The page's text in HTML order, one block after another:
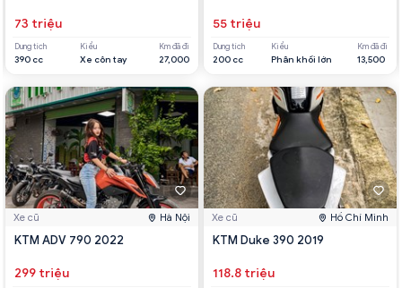
73 triệu
Dung tích
390 cc
Kiểu
Xe côn tay
Km đã đi
27,000
Xe cũ Hà Nội
KTM ADV 790 2022
299 triệu
55 triệu
Dung tích
200 cc
Kiểu
Phân khối lớn
Km đã đi
13,500
Xe cũ Hồ Chí Minh
KTM Duke 390 2019
118.8 triệu